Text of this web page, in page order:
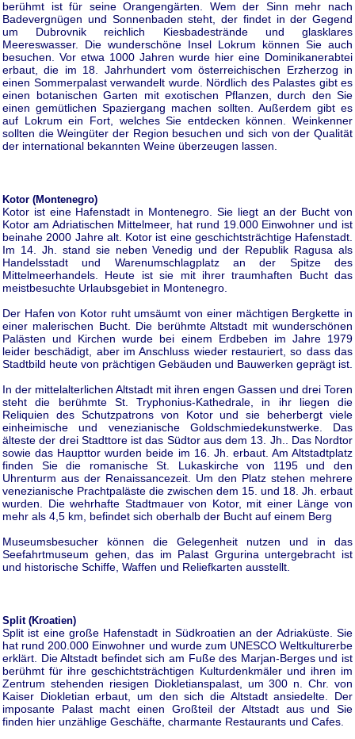
berühmt ist für seine Orangengärten. Wem der Sinn mehr nach
Badevergnügen und Sonnenbaden steht, der findet in der Gegend
um Dubrovnik reichlich Kiesbadestrände und glasklares
Meereswasser. Die wunderschöne Insel Lokrum können Sie auch
besuchen. Vor etwa 1000 Jahren wurde hier eine Dominikanerabtei
erbaut, die im 18. Jahrhundert vom österreichischen Erzherzog in
einen Sommerpalast verwandelt wurde. Nördlich des Palastes gibt es
einen botanischen Garten mit exotischen Pflanzen, durch den Sie
einen gemütlichen Spaziergang machen sollten. Außerdem gibt es
auf Lokrum ein Fort, welches Sie entdecken können. Weinkenner
sollten die Weingüter der Region besuchen und sich von der Qualität
der international bekannten Weine überzeugen lassen.
Kotor (Montenegro)
Kotor ist eine Hafenstadt in Montenegro. Sie liegt an der Bucht von
Kotor am Adriatischen Mittelmeer, hat rund 19.000 Einwohner und ist
beinahe 2000 Jahre alt. Kotor ist eine geschichtsträchtige Hafenstadt.
Im 14. Jh. stand sie neben Venedig und der Republik Ragusa als
Handelsstadt und Warenumschlagplatz an der Spitze des
Mittelmeerhandels. Heute ist sie mit ihrer traumhaften Bucht das
meistbesuchte Urlaubsgebiet in Montenegro.
Der Hafen von Kotor ruht umsäumt von einer mächtigen Bergkette in
einer malerischen Bucht. Die berühmte Altstadt mit wunderschönen
Palästen und Kirchen wurde bei einem Erdbeben im Jahre 1979
leider beschädigt, aber im Anschluss wieder restauriert, so dass das
Stadtbild heute von prächtigen Gebäuden und Bauwerken geprägt ist.
In der mittelalterlichen Altstadt mit ihren engen Gassen und drei Toren
steht die berühmte St. Tryphonius-Kathedrale, in ihr liegen die
Reliquien des Schutzpatrons von Kotor und sie beherbergt viele
einheimische und venezianische Goldschmiedekunstwerke. Das
älteste der drei Stadttore ist das Südtor aus dem 13. Jh.. Das Nordtor
sowie das Haupttor wurden beide im 16. Jh. erbaut. Am Altstadtplatz
finden Sie die romanische St. Lukaskirche von 1195 und den
Uhrenturm aus der Renaissancezeit. Um den Platz stehen mehrere
venezianische Prachtpaläste die zwischen dem 15. und 18. Jh. erbaut
wurden. Die wehrhafte Stadtmauer von Kotor, mit einer Länge von
mehr als 4,5 km, befindet sich oberhalb der Bucht auf einem Berg
Museumsbesucher können die Gelegenheit nutzen und in das
Seefahrtmuseum gehen, das im Palast Grgurina untergebracht ist
und historische Schiffe, Waffen und Reliefkarten ausstellt.
Split (Kroatien)
Split ist eine große Hafenstadt in Südkroatien an der Adriaküste. Sie
hat rund 200.000 Einwohner und wurde zum UNESCO Weltkulturerbe
erklärt. Die Altstadt befindet sich am Fuße des Marjan-Berges und ist
berühmt für ihre geschichtsträchtigen Kulturdenkmäler und ihren im
Zentrum stehenden riesigen Diokletianspalast, um 300 n. Chr. von
Kaiser Diokletian erbaut, um den sich die Altstadt ansiedelte. Der
imposante Palast macht einen Großteil der Altstadt aus und Sie
finden hier unzählige Geschäfte, charmante Restaurants und Cafes.